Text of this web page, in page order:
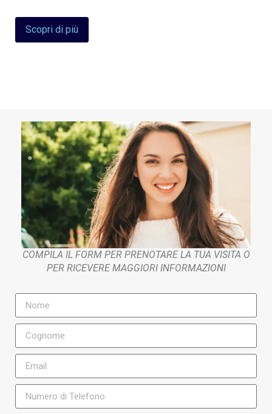
Scopri di più
COMPILA IL FORM PER PRENOTARE LA TUA VISITA O
PER RICEVERE MAGGIORI INFORMAZIONI